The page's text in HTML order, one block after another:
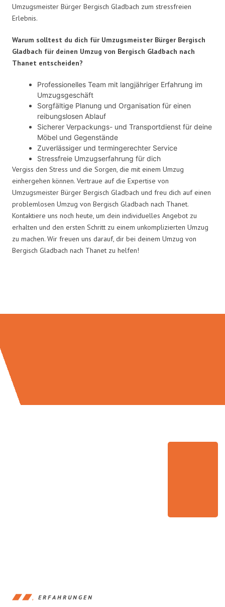
Umzugsmeister Bürger Bergisch Gladbach zum stressfreien
Erlebnis.
Warum solltest du dich für Umzugsmeister Bürger Bergisch
Gladbach für deinen Umzug von Bergisch Gladbach nach
Thanet entscheiden?
Professionelles Team mit langjähriger Erfahrung im
Umzugsgeschäft
Sorgfältige Planung und Organisation für einen
reibungslosen Ablauf
Sicherer Verpackungs- und Transportdienst für deine
Möbel und Gegenstände
Zuverlässiger und termingerechter Service
Stressfreie Umzugserfahrung für dich
Vergiss den Stress und die Sorgen, die mit einem Umzug
einhergehen können. Vertraue auf die Expertise von
Umzugsmeister Bürger Bergisch Gladbach und freu dich auf einen
problemlosen Umzug von Bergisch Gladbach nach Thanet.
Kontaktiere uns noch heute, um dein individuelles Angebot zu
erhalten und den ersten Schritt zu einem unkomplizierten Umzug
zu machen. Wir freuen uns darauf, dir bei deinem Umzug von
Bergisch Gladbach nach Thanet zu helfen!
ERFAHRUNGEN